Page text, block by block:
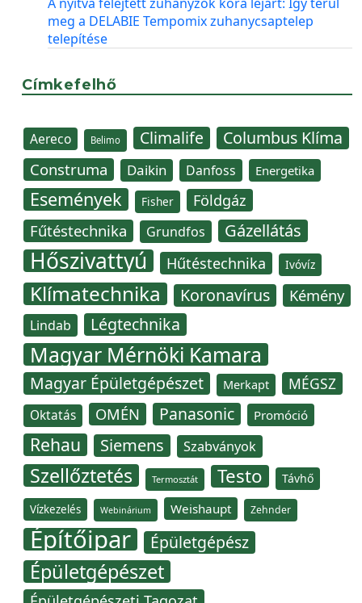
meg a DELABIE Tempomix zuhanycsaptelep
telepítése
Címkefelhő
Aereco Belimo Climalife Columbus Klíma
Construma Daikin Danfoss Energetika
Események Fisher Földgáz
Fűtéstechnika Grundfos Gázellátás
Hőszivattyú Hűtéstechnika Ivóvíz
Klímatechnika Koronavírus Kémény
Lindab Légtechnika
Magyar Mérnöki Kamara
Magyar Épületgépészet Merkapt MÉGSZ
Oktatás OMÉN Panasonic Promóció
Rehau Siemens Szabványok
Szellőztetés Termosztát Testo Távhő
Vízkezelés Webinárium Weishaupt Zehnder
Építőipar Épületgépész
Épületgépészet